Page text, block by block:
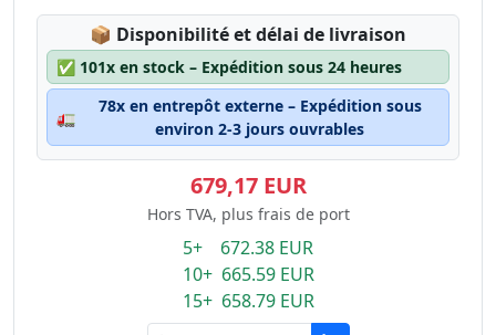
📦 Lagerstatus:
Disponibilité et délai de livraison
✅ 101x en stock – Expédition sous 24 heures
🚛
78x en entrepôt externe – Expédition sous
environ 2-3 jours ouvrables
679,17 EUR
Hors TVA, plus frais de port
5+ 672.38 EUR
10+ 665.59 EUR
15+ 658.79 EUR